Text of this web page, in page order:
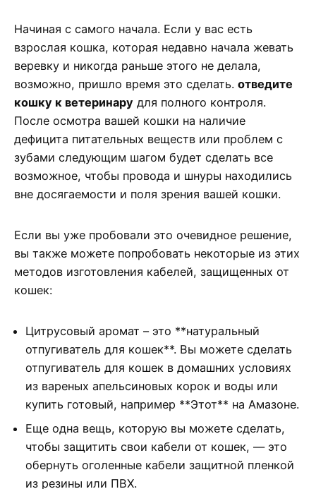
Начиная с самого начала. Если у вас есть
взрослая кошка, которая недавно начала жевать
веревку и никогда раньше этого не делала,
возможно, пришло время это сделать. отведите
кошку к ветеринару для полного контроля.
После осмотра вашей кошки на наличие
дефицита питательных веществ или проблем с
зубами следующим шагом будет сделать все
возможное, чтобы провода и шнуры находились
вне досягаемости и поля зрения вашей кошки.
Если вы уже пробовали это очевидное решение,
вы также можете попробовать некоторые из этих
методов изготовления кабелей, защищенных от
кошек:
Цитрусовый аромат – это **натуральный
отпугиватель для кошек**. Вы можете сделать
отпугиватель для кошек в домашних условиях
из вареных апельсиновых корок и воды или
купить готовый, например **Этот** на Амазоне.
Еще одна вещь, которую вы можете сделать,
чтобы защитить свои кабели от кошек, — это
обернуть оголенные кабели защитной пленкой
из резины или ПВХ.